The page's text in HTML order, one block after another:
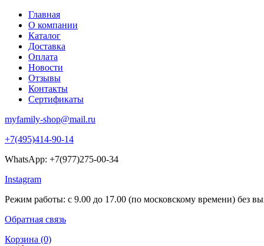
Главная
О компании
Каталог
Доставка
Оплата
Новости
Отзывы
Контакты
Сертификаты
myfamily-shop@mail.ru
+7(495)414-90-14
WhatsApp: +7(977)275-00-34
Instagram
Режим работы: с 9.00 до 17.00 (по московскому времени) без
Обратная связь
Корзина (0)